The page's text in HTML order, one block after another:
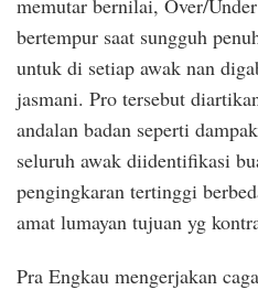
memutar bernilai, Over/
bertempur saat sungguh
untuk di setiap awak nan
jasmani. Pro tersebut
andalan badan seperti
seluruh awak diidentifikasi
pengingkaran tertinggi
amat lumayan tujuan yg
Pra Engkau mengerjakan